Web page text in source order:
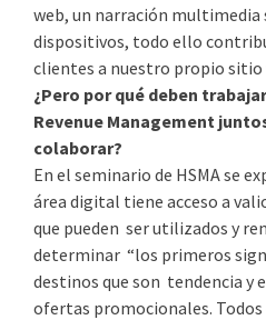
web, un narración multimedia
dispositivos, todo ello
clientes a nuestro propio sitio
¿Pero por qué deben
Revenue Management
colaborar?
En el seminario de HSMA se
área digital tiene acceso a
que pueden ser utilizados y
determinar “los primeros
destinos que son tendencia y
ofertas promocionales. Todos